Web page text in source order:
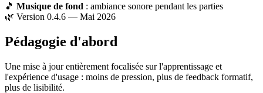
🎵 Musique de fond : ambiance sonore pendant les parties
🌿 Version 0.4.6 — Mai 2026
Pédagogie d'abord
Une mise à jour entièrement focalisée sur l'apprentissage et
l'expérience d'usage : moins de pression, plus de feedback formatif,
plus de lisibilité.